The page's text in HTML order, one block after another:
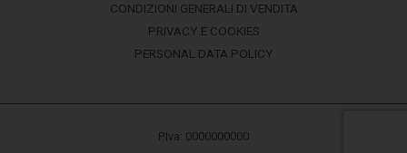
CONDIZIONI GENERALI DI VENDITA
PRIVACY E COOKIES
PERSONAL DATA POLICY
P.Iva: 0000000000